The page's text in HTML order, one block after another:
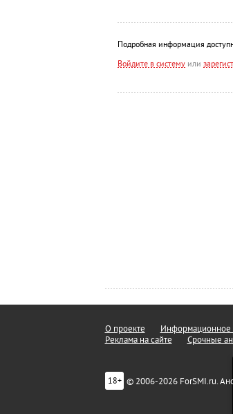
Подробная информация
Войдите в системуили
О проекте Информационное
Реклама на сайте
Срочные
18+ © 2006-2026 ForSMI.ru.